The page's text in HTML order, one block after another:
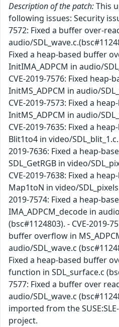
Description of the patch:This
following issues: Security
7572: Fixed a buffer over-
audio/
Fixed a heap-based buffer
InitIMA_ADPCM in audio/
CVE-2019-7576: Fixed
InitMS_ADPCM in audio/
CVE-2019-7573: Fixed a
InitMS_ADPCM in audio/
CVE-2019-7635: Fixed a
Blit1to4 in video/
2019-7636: Fixed a heap-
SDL_GetRGB in video/
CVE-2019-7638: Fixed a
Map1toN in video/
2019-7574: Fixed a heap-
IMA_ADPCM_decode in
(bsc#1124803). - CVE-2019-
buffer overflow in
audio/SDL_wave.c
Fixed a heap-based buffer
function in SDL_surface.c
7577: Fixed a buffer over
audio/SDL_wave.c
imported from the
project.